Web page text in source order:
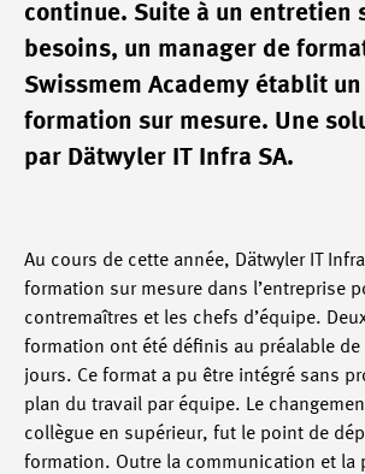
continue. Suite à un entretien
besoins, un manager de
Swissmem Academy établit
formation sur mesure. Une
par Dätwyler IT Infra SA.
Au cours de cette année, Dätwyler IT
formation sur mesure dans l’entreprise
contremaîtres et les chefs d’équipe.
formation ont été définis au préalable de
jours. Ce format a pu être intégré sans
plan du travail par équipe. Le
collègue en supérieur, fut le point de
formation. Outre la communication et la